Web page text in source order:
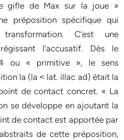
gifle de Max sur la joue »
préposition spécifique qui
C’est une
l’accusatif. Dès le
ou « primitive », le sens
la (la ˂ lat. illac ad) était la
de contact concret. « La
se développe en ajoutant la
de contact est apportée par
de cette préposition,